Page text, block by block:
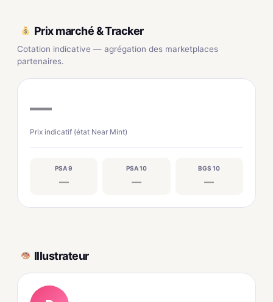
Prix marché & Tracker
Cotation indicative — agrégation des marketplaces
partenaires.
—
Prix indicatif (état Near Mint)
PSA 9
—
PSA 10
—
BGS 10
—
Illustrateur